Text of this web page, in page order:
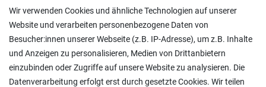
Versand und Zahlung
Rücksendungen
Lieferung in die Schweiz
Pflegesymbole
Lagerverkauf
Ratgeber & News
Wir verwenden Cookies und ähnliche Technologien auf unserer
Website und verarbeiten personenbezogene Daten von
Besucher:innen unserer Webseite (z.B. IP-Adresse), um z.B. Inhalte
und Anzeigen zu personalisieren, Medien von Drittanbietern
einzubinden oder Zugriffe auf unsere Website zu analysieren. Die
Datenverarbeitung erfolgt erst durch gesetzte Cookies. Wir teilen